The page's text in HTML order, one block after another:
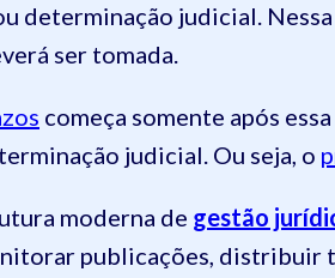
determinação judicial.
ser tomada.
começa somente após
judicial. Ou seja, o
moderna de gestão
publicações, distribuir